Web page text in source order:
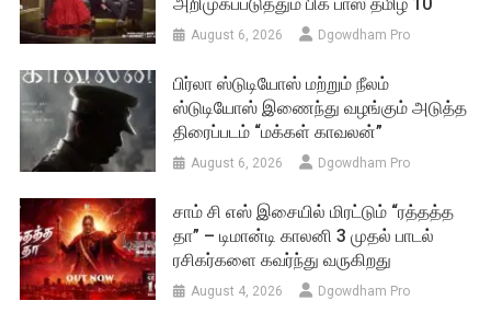
August 6, 2026 Dgowdham Pro
பிர்லா ஸ்டுடியோஸ் மற்றும் நீலம்
ஸ்டுடியோஸ் இணைந்து வழங்கும் அடுத்த
திரைப்படம் “மக்கள் காவலன்”
August 6, 2026 Dgowdham Pro
சாம் சி எஸ் இசையில் மிரட்டும் “ரத்தத்த
தா” – டிமான்டி காலனி 3 முதல் பாடல்
ரசிகர்களை கவர்ந்து வருகிறது
August 4, 2026 Dgowdham Pro